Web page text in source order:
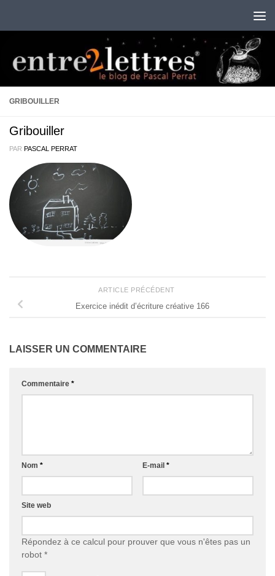
GRIBOUILLER
Gribouiller
PAR PASCAL PERRAT
ARTICLE PRÉCÉDENT
Exercice inédit d’écriture créative 166
LAISSER UN COMMENTAIRE
Commentaire *
Nom * E-mail *
Site web
Répondez à ce calcul pour prouver que vous n'êtes pas un
robot *